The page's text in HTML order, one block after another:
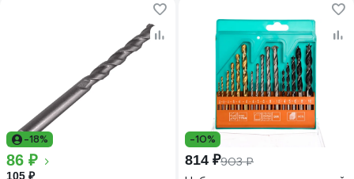
-18%
86 ₽
105 ₽
-10%
814 ₽903 ₽